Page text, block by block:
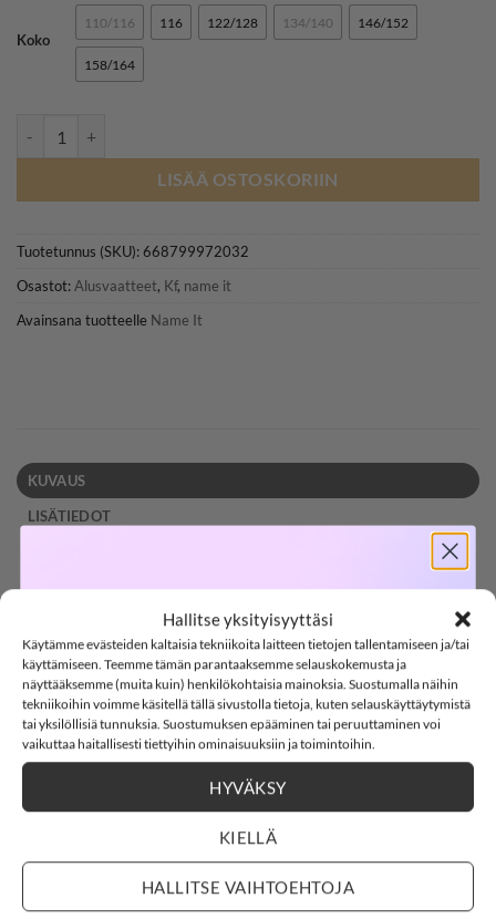
Hallitse yksityisyyttäsi
Käytämme evästeiden kaltaisia tekniikoita laitteen tietojen tallentamiseen ja/tai
käyttämiseen. Teemme tämän parantaaksemme selauskokemusta ja
näyttääksemme (muita kuin) henkilökohtaisia mainoksia. Suostumalla näihin
tekniikoihin voimme käsitellä tällä sivustolla tietoja, kuten selauskäyttäytymistä
tai yksilöllisiä tunnuksia. Suostumuksen epääminen tai peruuttaminen voi
vaikuttaa haitallisesti tiettyihin ominaisuuksiin ja toimintoihin.
HYVÄKSY
KIELLÄ
HALLITSE VAIHTOEHTOJA
Koko
110/116 116 122/128 134/140 146/152
158/164
LISÄÄ OSTOSKORIIN
Tuotetunnus (SKU):668799972032
Osastot:Alusvaatteet, Kf, name it
Avainsana tuotteelle Name It
KUVAUS
LISÄTIEDOT
Name it NKFHIPSTER ovat pehmeät luomupuuvillaiset
alushousut, joissa leveä glitterinen kuminauhavyötärö.
Pakkauksessa kahdet hipstersit, joissa yksivärinen kangas.
Väri: Barely Pink
SOFTSHELL
-15%
15% ALENNUS KOODILLA:SOFTSHELL15
Countdown ends in:
0205
hours
::24
24
minutes
:34